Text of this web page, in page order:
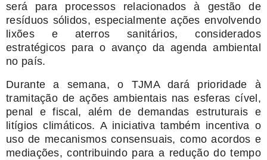
será para processos relacionados à gestão de
resíduos sólidos, especialmente ações envolvendo
lixões e aterros sanitários, considerados
estratégicos para o avanço da agenda ambiental
no país.
Durante a semana, o TJMA dará prioridade à
tramitação de ações ambientais nas esferas cível,
penal e fiscal, além de demandas estruturais e
litígios climáticos. A iniciativa também incentiva o
uso de mecanismos consensuais, como acordos e
mediações, contribuindo para a redução do tempo